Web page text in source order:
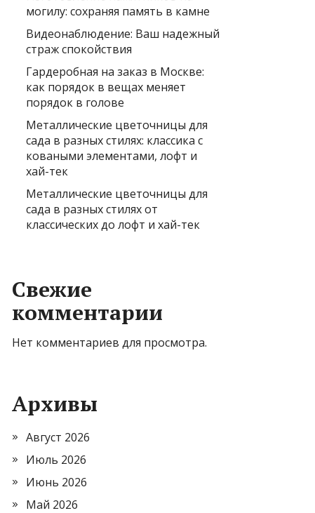
могилу: сохраняя память в камне
Видеонаблюдение: Ваш надежный
страж спокойствия
Гардеробная на заказ в Москве:
как порядок в вещах меняет
порядок в голове
Металлические цветочницы для
сада в разных стилях: классика с
коваными элементами, лофт и
хай-тек
Металлические цветочницы для
сада в разных стилях от
классических до лофт и хай-тек
Свежие
комментарии
Нет комментариев для просмотра.
Архивы
Август 2026
Июль 2026
Июнь 2026
Май 2026